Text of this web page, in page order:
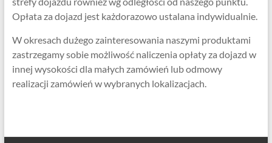
Opłata za dojazd jest każdorazowo ustalana indywidualnie.
W okresach dużego zainteresowania naszymi produktami
zastrzegamy sobie możliwość naliczenia opłaty za dojazd w
innej wysokości dla małych zamówień lub odmowy
realizacji zamówień w wybranych lokalizacjach.